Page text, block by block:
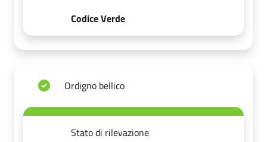
Codice Verde
Ordigno bellico
Stato di rilevazione